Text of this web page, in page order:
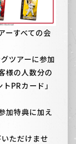
ーすべての会
ツアーに参加
様の人数分の
PRカード」
加特典に加え
ただけませ